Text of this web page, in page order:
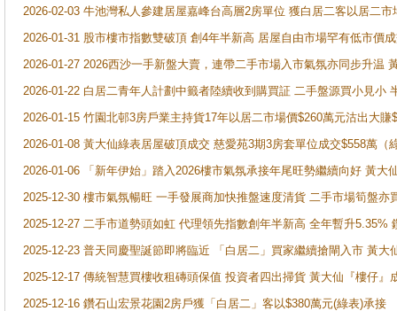
2026-02-03 牛池灣私人參建居屋嘉峰台高層2房單位 獲白居二客以居二市
2026-01-31 股市樓市指數雙破頂 創4年半新高 居屋自由市場罕有低市價
2026-01-27 2026西沙一手新盤大賣，連帶二手市場入市氣氛亦同步升温
2026-01-22 白居二青年人計劃中籤者陸續收到購買証 二手盤源買小見小
2026-01-15 竹園北邨3房戶業主持貨17年以居二市場價$260萬元沽出大賺
2026-01-08 黃大仙綠表居屋破頂成交 慈愛苑3期3房套單位成交$558萬（
2026-01-06 「新年伊始」踏入2026樓市氣氛承接年尾旺勢繼續向好 黃
2025-12-30 樓市氣氛暢旺 一手發展商加快推盤速度清貨 二手市場筍盤
2025-12-27 二手市道勢頭如虹 代理領先指數創年半新高 全年暫升5.35%
2025-12-23 普天同慶聖誕節即將臨近 「白居二」買家繼續搶閘入市 黃
2025-12-17 傳統智慧買樓收租磚頭保值 投資者四出掃貨 黃大仙『樓仔
2025-12-16 鑽石山宏景花園2房戶獲「白居二」客以$380萬元(綠表)承接